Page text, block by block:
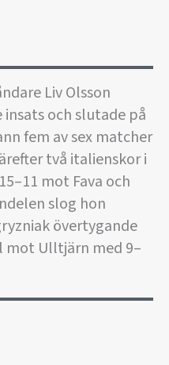
Liv Olsson
och slutade på
fem av sex matcher
två italienskor i
mot Fava och
slog hon
övertygande
mot Ulltjärn med 9–